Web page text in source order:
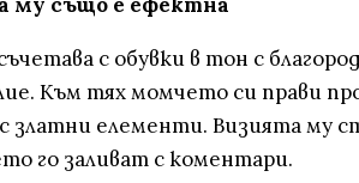
с обувки в тон с
Към тях момчето си прави
златни елементи. Визията му
го заливат с коментари.